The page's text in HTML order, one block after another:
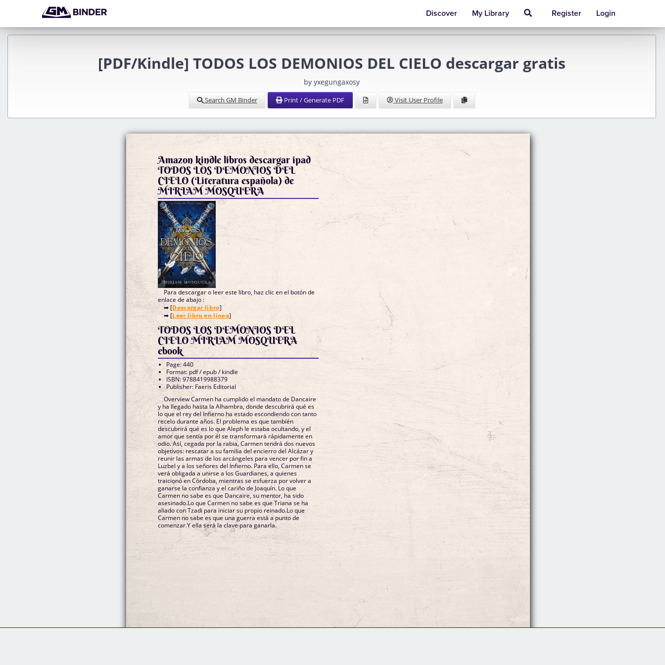
Discover My Library Register Login
[PDF/Kindle] TODOS LOS DEMONIOS DEL CIELO descargar gratis
by yxegungaxosy
Search GM Binder Print / Generate PDF Visit User Profile
Amazon kindle libros descargar ipad
TODOS LOS DEMONIOS DEL
CIELO (Literatura española) de
MIRIAM MOSQUERA
Para descargar o leer este libro, haz clic en el botón de
enlace de abajo :
➡ [Descargar libro]
➡ [Leer libro en línea]
TODOS LOS DEMONIOS DEL
CIELO MIRIAM MOSQUERA
ebook
Page: 440
Format: pdf / epub / kindle
ISBN: 9788419988379
Publisher: Faeris Editorial
Overview Carmen ha cumplido el mandato de Dancaire
y ha llegado hasta la Alhambra, donde descubrirá qué es
lo que el rey del Infierno ha estado escondiendo con tanto
recelo durante años. El problema es que también
descubrirá qué es lo que Aleph le estaba ocultando, y el
amor que sentía por él se transformará rápidamente en
odio. Así, cegada por la rabia, Carmen tendrá dos nuevos
objetivos: rescatar a su familia del encierro del Alcázar y
reunir las armas de los arcángeles para vencer por fin a
Luzbel y a los señores del Infierno. Para ello, Carmen se
verá obligada a unirse a los Guardianes, a quienes
traicionó en Córdoba, mientras se esfuerza por volver a
ganarse la confianza y el cariño de Joaquín. Lo que
Carmen no sabe es que Dancaire, su mentor, ha sido
asesinado.Lo que Carmen no sabe es que Triana se ha
aliado con Tzadi para iniciar su propio reinado.Lo que
Carmen no sabe es que una guerra está a punto de
comenzar.Y ella será la clave para ganarla.